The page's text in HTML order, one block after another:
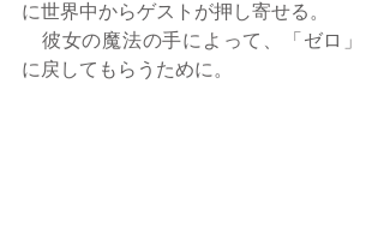
に世界中からゲストが押し寄せる。
彼女の魔法の手によって、「ゼロ」
に戻してもらうために。